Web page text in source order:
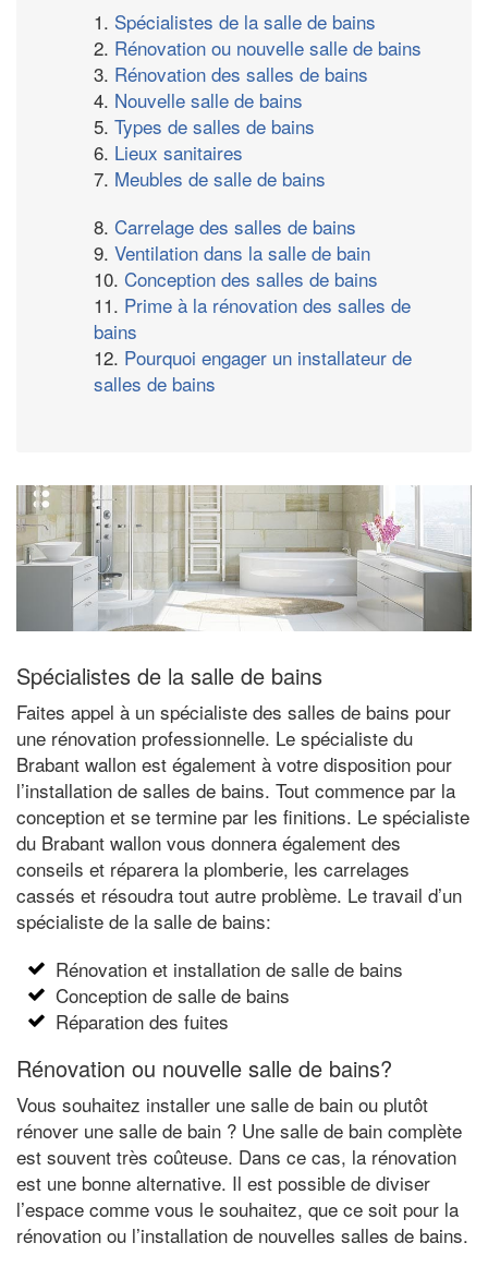
1. Spécialistes de la salle de bains
2. Rénovation ou nouvelle salle de bains
3. Rénovation des salles de bains
4. Nouvelle salle de bains
5. Types de salles de bains
6. Lieux sanitaires
7. Meubles de salle de bains
8. Carrelage des salles de bains
9. Ventilation dans la salle de bain
10. Conception des salles de bains
11. Prime à la rénovation des salles de
bains
12. Pourquoi engager un installateur de
salles de bains
Spécialistes de la salle de bains
Faites appel à un spécialiste des salles de bains pour
une rénovation professionnelle. Le spécialiste du
Brabant wallon est également à votre disposition pour
l’installation de salles de bains. Tout commence par la
conception et se termine par les finitions. Le spécialiste
du Brabant wallon vous donnera également des
conseils et réparera la plomberie, les carrelages
cassés et résoudra tout autre problème. Le travail d’un
spécialiste de la salle de bains:
Rénovation et installation de salle de bains
Conception de salle de bains
Réparation des fuites
Rénovation ou nouvelle salle de bains?
Vous souhaitez installer une salle de bain ou plutôt
rénover une salle de bain ? Une salle de bain complète
est souvent très coûteuse. Dans ce cas, la rénovation
est une bonne alternative. Il est possible de diviser
l’espace comme vous le souhaitez, que ce soit pour la
rénovation ou l’installation de nouvelles salles de bains.